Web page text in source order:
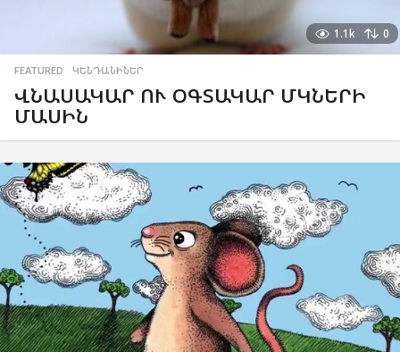
1.1k 0
FEATURED ,ԿԵՆԴԱՆԻՆԵՐ
ՎՆԱՍԱԿԱՐ ՈՒ ՕԳՏԱԿԱՐ ՄԿՆԵՐԻ
ՄԱՍԻՆ